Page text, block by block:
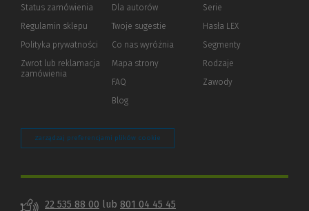
Status zamówienia
Regulamin sklepu
Polityka prywatności (Nowe
(Link
innej
Zwrot lub reklamacja
zamówienia
Dla autorów(Nowe
(Link
innej
strony)
Twoje sugestie
Co nas wyróżnia
Mapa strony
FAQ
Blog
Serie
Hasła LEX
Segmenty
Rodzaje
Zawody
Zarządzaj preferencjami plików cookie
22 535 88 00 lub 801 04 45 45